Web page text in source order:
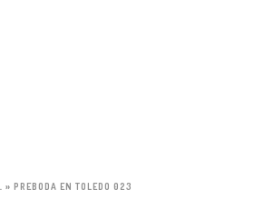
» PREBODA EN TOLEDO 023